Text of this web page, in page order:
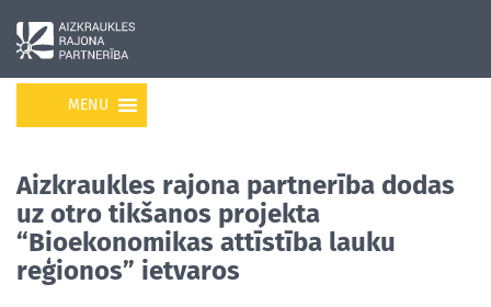
MENU
Aizkraukles rajona partnerība dodas
uz otro tikšanos projekta
“Bioekonomikas attīstība lauku
reģionos” ietvaros